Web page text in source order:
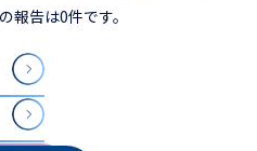
報告は0件です。